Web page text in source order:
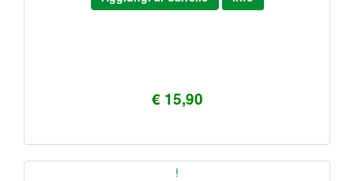
€ 15,90
!